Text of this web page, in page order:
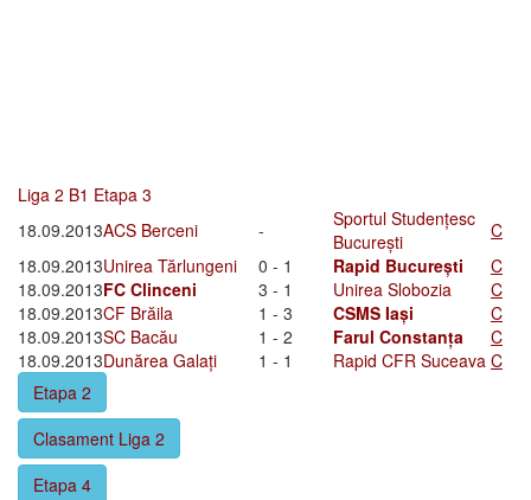
Liga 2 B1 Etapa 3
18.09.2013ACS Berceni -
Sportul Studențesc
București
C
18.09.2013Unirea Tărlungeni 0 - 1 Rapid București
C
18.09.2013FC Clinceni 3 - 1 Unirea Slobozia
C
18.09.2013CF Brăila 1 - 3 CSMS Iași
C
18.09.2013SC Bacău 1 - 2 Farul Constanța
C
18.09.2013Dunărea Galați 1 - 1 Rapid CFR Suceava C
Etapa 2
Clasament Liga 2
Etapa 4